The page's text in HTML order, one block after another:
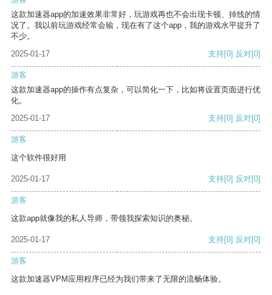
这款加速器app的加速效果非常好，玩游戏再也不会出现卡顿、掉线的情
况了。我以前玩游戏经常会输，现在有了这个app，我的游戏水平提升了
不少。
2025-01-17
支持[0] 反对[0]
游客
这款加速器app的操作有点复杂，可以简化一下，比如将设置页面进行优
化。
2025-01-17
支持[0] 反对[0]
游客
这个软件很好用
2025-01-17 支持[0] 反对[0]
游客
这款app就像我的私人导师，带领我探索知识的奥秘。
2025-01-17 支持[0] 反对[0]
游客
这款加速器VPM应用程序已经为我们带来了无限的流畅体验。